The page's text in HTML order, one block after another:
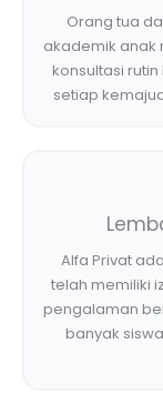
Orang tua
akademik anak
konsultasi
setiap
Alfa Privat
telah memiliki
pengalaman
banyak